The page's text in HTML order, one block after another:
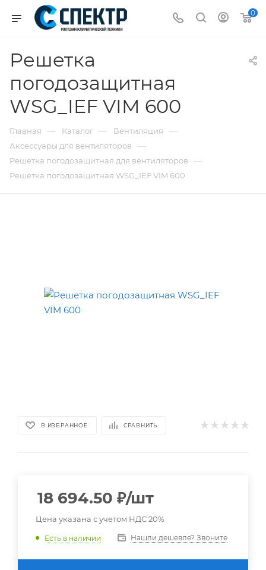
0
Решетка
погодозащитная
WSG_IEF VIM 600
Главная — Каталог — Вентиляция —
Аксессуары для вентиляторов —
Решетка погодозащитная для вентиляторов —
Решетка погодозащитная WSG_IEF VIM 600
В ИЗБРАННОЕ СРАВНИТЬ
18 694.50 ₽/шт
Цена указана с учетом НДС 20%
Есть в наличии Нашли дешевле? Звоните